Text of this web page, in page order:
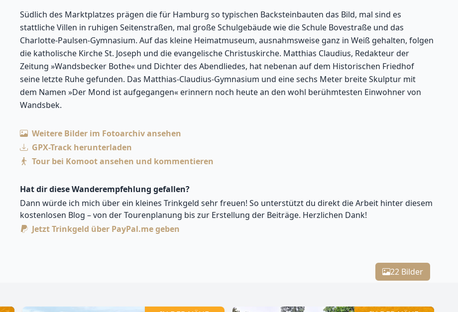
Südlich des Marktplatzes prägen die für Hamburg so typischen Backsteinbauten das Bild, mal sind es
stattliche Villen in ruhigen Seitenstraßen, mal große Schulgebäude wie die Schule Bovestraße und das
Charlotte-Paulsen-Gymnasium. Auf das kleine Heimatmuseum, ausnahmsweise ganz in Weiß gehalten, folgen
die katholische Kirche St. Joseph und die evangelische Christuskirche. Matthias Claudius, Redakteur der
Zeitung »Wandsbecker Bothe« und Dichter des Abendliedes, hat nebenan auf dem Historischen Friedhof
seine letzte Ruhe gefunden. Das Matthias-Claudius-Gymnasium und eine sechs Meter breite Skulptur mit
dem Namen »Der Mond ist aufgegangen« erinnern noch heute an den wohl berühmtesten Einwohner von
Wandsbek.
Weitere Bilder im Fotoarchiv ansehen
GPX-Track herunterladen
Tour bei Komoot ansehen und kommentieren
Hat dir diese Wanderempfehlung gefallen?
Dann würde ich mich über ein kleines Trinkgeld sehr freuen! So unterstützt du direkt die Arbeit hinter diesem
kostenlosen Blog – von der Tourenplanung bis zur Erstellung der Beiträge. Herzlichen Dank!
Jetzt Trinkgeld über PayPal.me geben
22 Bilder